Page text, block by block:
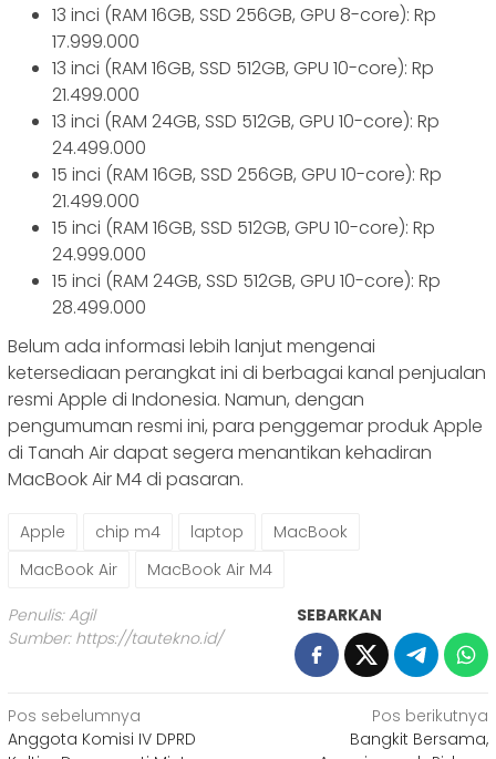
13 inci (RAM 16GB, SSD 256GB, GPU 8-core): Rp
17.999.000
13 inci (RAM 16GB, SSD 512GB, GPU 10-core): Rp
21.499.000
13 inci (RAM 24GB, SSD 512GB, GPU 10-core): Rp
24.499.000
15 inci (RAM 16GB, SSD 256GB, GPU 10-core): Rp
21.499.000
15 inci (RAM 16GB, SSD 512GB, GPU 10-core): Rp
24.999.000
15 inci (RAM 24GB, SSD 512GB, GPU 10-core): Rp
28.499.000
Belum ada informasi lebih lanjut mengenai
ketersediaan perangkat ini di berbagai kanal penjualan
resmi Apple di Indonesia. Namun, dengan
pengumuman resmi ini, para penggemar produk Apple
di Tanah Air dapat segera menantikan kehadiran
MacBook Air M4 di pasaran.
Apple chip m4 laptop
MacBook
MacBook Air
MacBook Air M4
Penulis: Agil
Sumber: https://tautekno.id/
SEBARKAN
Navigasi
Pos sebelumnya
Anggota Komisi IV DPRD
Pos berikutnya
Bangkit Bersama,